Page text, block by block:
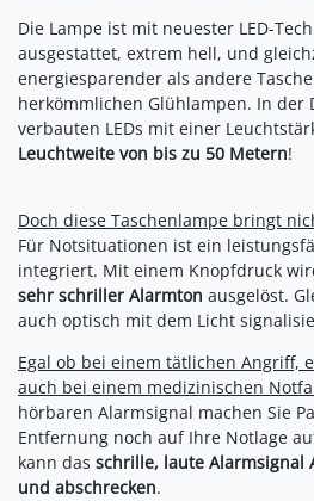
Die Lampe ist mit neuester LED-
ausgestattet, extrem hell, und
energiesparender als andere
herkömmlichen Glühlampen. In der
verbauten LEDs mit einer
Leuchtweite von bis zu 50 Metern!
Doch diese Taschenlampe bringt
Für Notsituationen ist ein
integriert. Mit einem Knopfdruck
sehr schriller Alarmton ausgelöst.
auch optisch mit dem Licht
Egal ob bei einem tätlichen Angriff,
auch bei einem medizinischen
hörbaren Alarmsignal machen Sie
Entfernung noch auf Ihre Notlage
kann das schrille, laute Alarmsignal
und abschrecken.